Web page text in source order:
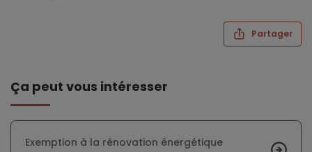
Partager
Ça peut vous intéresser
Exemption à la rénovation énergétique